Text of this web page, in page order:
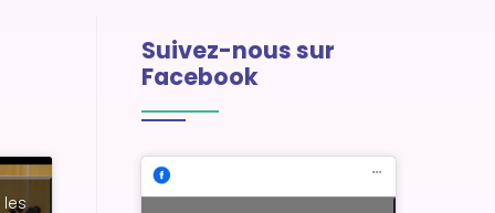
Suivez-nous sur
Facebook